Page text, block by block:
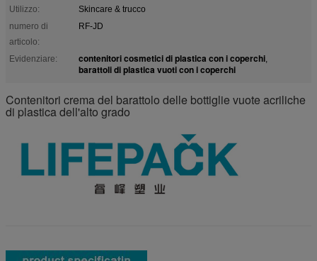
Utilizzo:
Skincare & trucco
numero di
articolo:
RF-JD
Evidenziare: contenitori cosmetici di plastica con i coperchi,
barattoli di plastica vuoti con i coperchi
Contenitori crema del barattolo delle bottiglie vuote acriliche
di plastica dell'alto grado